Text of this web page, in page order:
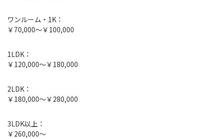
ワンルーム・1K：
￥70,000〜￥100,000
1LDK：
￥120,000〜￥180,000
2LDK：
￥180,000〜￥280,000
3LDK以上：
￥260,000〜